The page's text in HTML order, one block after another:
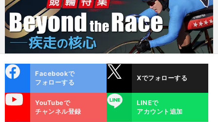
ok
Facebookで
フォローする
Xでフォローする
YouTubeで
チャンネル登録
LINE
LINEで
アカウント追加